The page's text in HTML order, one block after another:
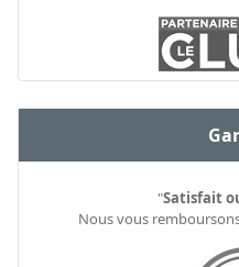
"Satisfait
Nous vous